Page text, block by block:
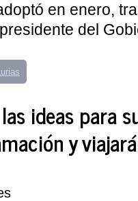
en enero,
del
ideas para
y